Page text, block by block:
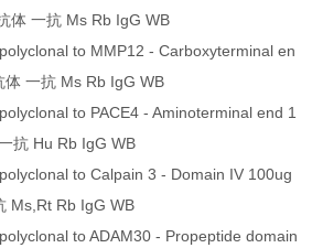
体 一抗 Ms Rb IgG WB
to MMP12 - Carboxyterminal en
一抗 Ms Rb IgG WB
to PACE4 - Aminoterminal end 1
抗 Hu Rb IgG WB
to Calpain 3 - Domain IV 100ug
Ms,Rt Rb IgG WB
to ADAM30 - Propeptide domain